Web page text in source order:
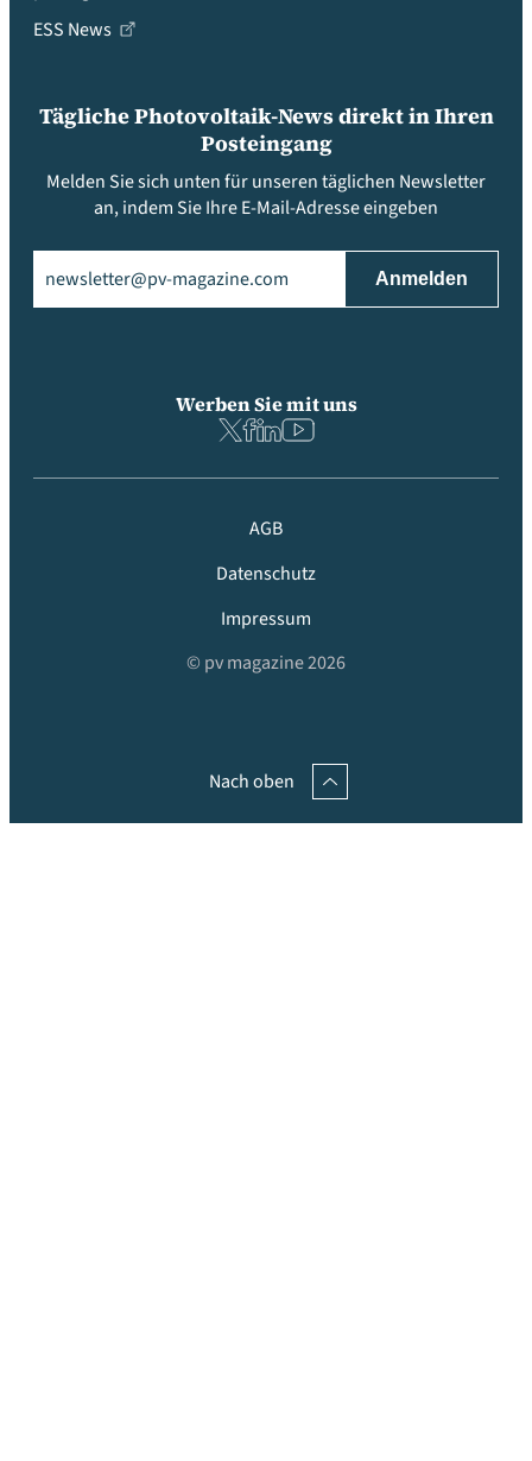
ESS News
Tägliche Photovoltaik-News direkt in Ihren
Posteingang
Melden Sie sich unten für unseren täglichen Newsletter
an, indem Sie Ihre E-Mail-Adresse eingeben
Werben Sie mit uns
AGB
Datenschutz
Impressum
© pv magazine 2026
Nach oben